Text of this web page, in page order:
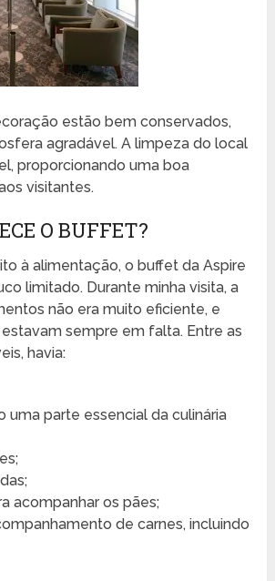
estão bem conservados,
agradável. A limpeza do local
proporcionando uma boa
visitantes.
O BUFFET?
à alimentação, o buffet da Aspire
limitado. Durante minha visita, a
não era muito eficiente, e
sempre em falta. Entre as
havia:
uma parte essencial da culinária
acompanhar os pães;
de carnes, incluindo